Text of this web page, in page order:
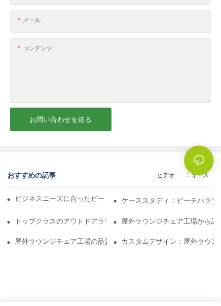
メール
コンテンツ
お問い合わせを送る
おすすめの記事 ニュース
ビデオ
ビジネスニーズに合ったビーチパラソル販売業者を見つける
ケーススタディ：ビーチパラ
トップクラスのアウトドアラウンジチェア工場に期待できること
屋外ラウンジチェア工場から調
屋外ラウンジチェア工場の品質評価方法カスタムデザイン：屋外ラウ